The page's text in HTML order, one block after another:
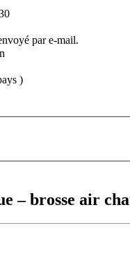
par e-mail.
)
– brosse air